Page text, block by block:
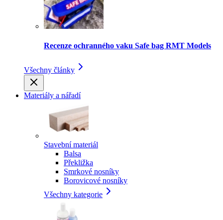
Recenze ochranného vaku Safe bag RMT Models
Všechny články
Materiály a nářadí
Stavební materiál
Balsa
Překližka
Smrkové nosníky
Borovicové nosníky
Všechny kategorie